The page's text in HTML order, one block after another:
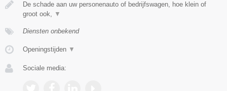
De schade aan uw personenauto of bedrijfswagen, hoe klein of
groot ook, ▼
Diensten onbekend
Openingstijden ▼
Sociale media: